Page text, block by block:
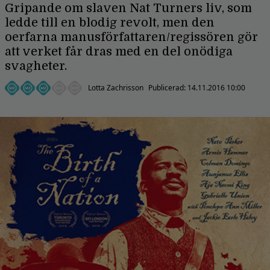
Gripande om slaven Nat Turners liv, som
ledde till en blodig revolt, men den
oerfarna manusförfattaren/regissören gör
att verket får dras med en del onödiga
svagheter.
Lotta Zachrisson Publicerad: 14.11.2016 10:00